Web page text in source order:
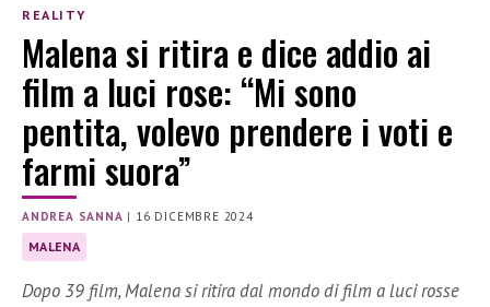
REALITY
Malena si ritira e dice addio ai
film a luci rose: “Mi sono
pentita, volevo prendere i voti e
farmi suora”
ANDREA SANNA | 16 DICEMBRE 2024
MALENA
Dopo 39 film, Malena si ritira dal mondo di film a luci rosse